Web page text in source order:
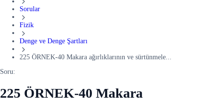
Sorular
Fizik
Denge ve Denge Şartları
225 ÖRNEK-40 Makara ağırlıklarının ve sürtünmele...
Soru:
225 ÖRNEK-40 Makara